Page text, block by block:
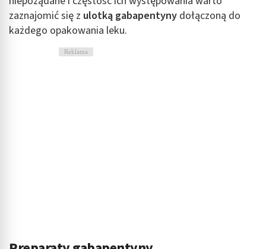
zaznajomić się z ulotką gabapentyny dołączoną do
każdego opakowania leku.
Reklama
Wykorzystywanie ograniczonych danych do
wyboru treści
Funkcje specjalne IAB:
Użycie dokładnych danych geolokalizacyjnych